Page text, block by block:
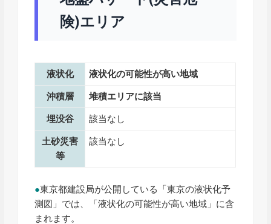
険)エリア
液状化 液状化の可能性が高い地域
沖積層 堆積エリアに該当
埋没谷 該当なし
土砂災害
等
該当なし
●東京都建設局が公開している「東京の液状化予
測図」では、「液状化の可能性が高い地域」に含
まれます。